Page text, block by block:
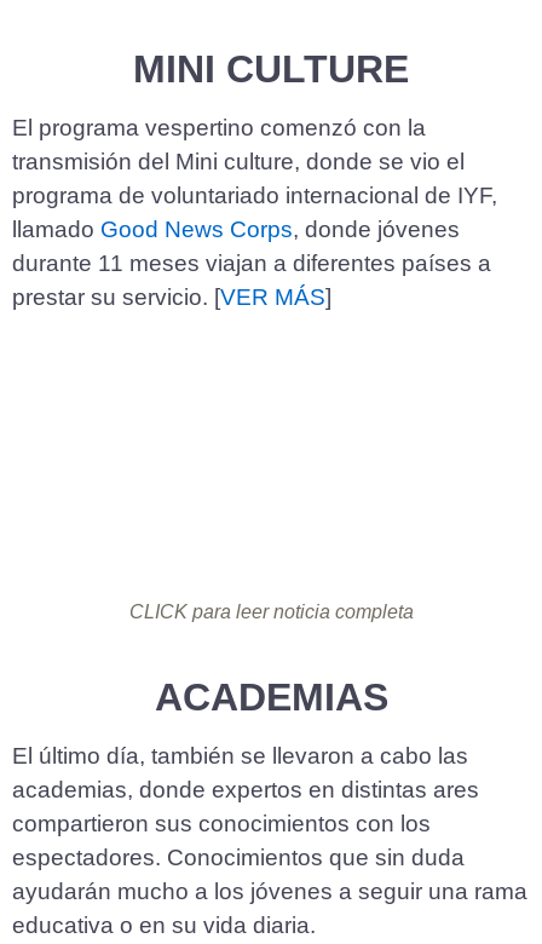
MINI CULTURE
El programa vespertino comenzó con la
transmisión del Mini culture, donde se vio el
programa de voluntariado internacional de IYF,
llamado Good News Corps, donde jóvenes
durante 11 meses viajan a diferentes países a
prestar su servicio. [VER MÁS]
CLICK para leer noticia completa
ACADEMIAS
El último día, también se llevaron a cabo las
academias, donde expertos en distintas ares
compartieron sus conocimientos con los
espectadores. Conocimientos que sin duda
ayudarán mucho a los jóvenes a seguir una rama
educativa o en su vida diaria.